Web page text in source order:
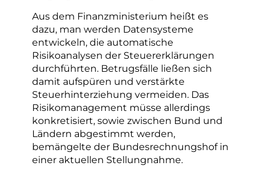
Aus dem Finanzministerium heißt es
dazu, man werden Datensysteme
entwickeln, die automatische
Risikoanalysen der Steuererklärungen
durchführten. Betrugsfälle ließen sich
damit aufspüren und verstärkte
Steuerhinterziehung vermeiden. Das
Risikomanagement müsse allerdings
konkretisiert, sowie zwischen Bund und
Ländern abgestimmt werden,
bemängelte der Bundesrechnungshof in
einer aktuellen Stellungnahme.